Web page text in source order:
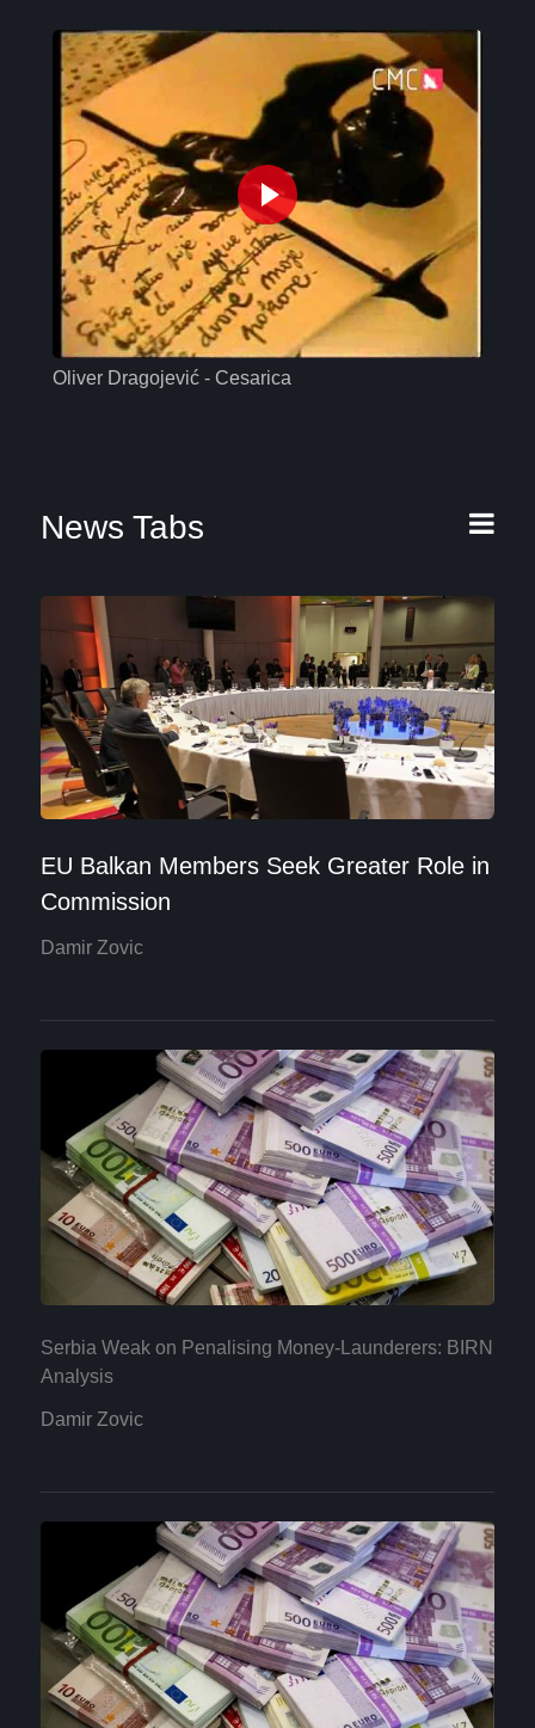
Oliver Dragojević - Cesarica
News Tabs
EU Balkan Members Seek Greater Role in
Commission
Damir Zovic
Serbia Weak on Penalising Money-Launderers: BIRN
Analysis
Damir Zovic